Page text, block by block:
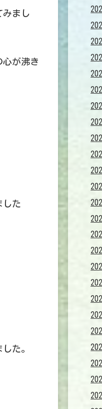
みまし
が沸き
した
た。